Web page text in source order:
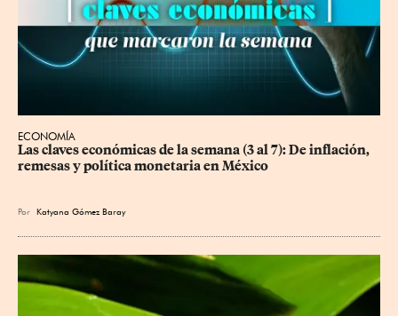
ECONOMÍA
Las claves económicas de la semana (3 al 7): De inflación,
remesas y política monetaria en México
Por Katyana Gómez Baray